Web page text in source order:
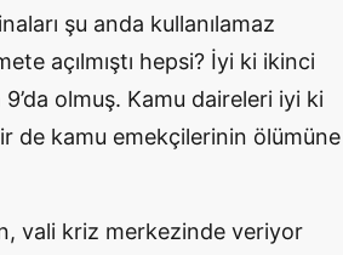
şu anda kullanılamaz
açılmıştı hepsi? İyi ki ikinci
olmuş. Kamu daireleri iyi ki
de kamu emekçilerinin ölümüne
vali kriz merkezinde veriyor